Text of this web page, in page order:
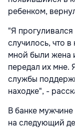
ребенком,
"Я прогуливался
случилось, что
мной были жена
передал их мне.
службы
находке", -
В банке мужчине
на следующий